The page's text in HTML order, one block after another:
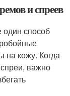
и спреев
способ
на кожу. Когда
важно